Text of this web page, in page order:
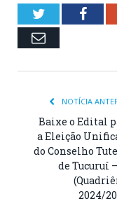
Twitter
Email
NOTÍCIA
Baixe o Edital
a Eleição
do Conselho
de Tucuruí
2024/